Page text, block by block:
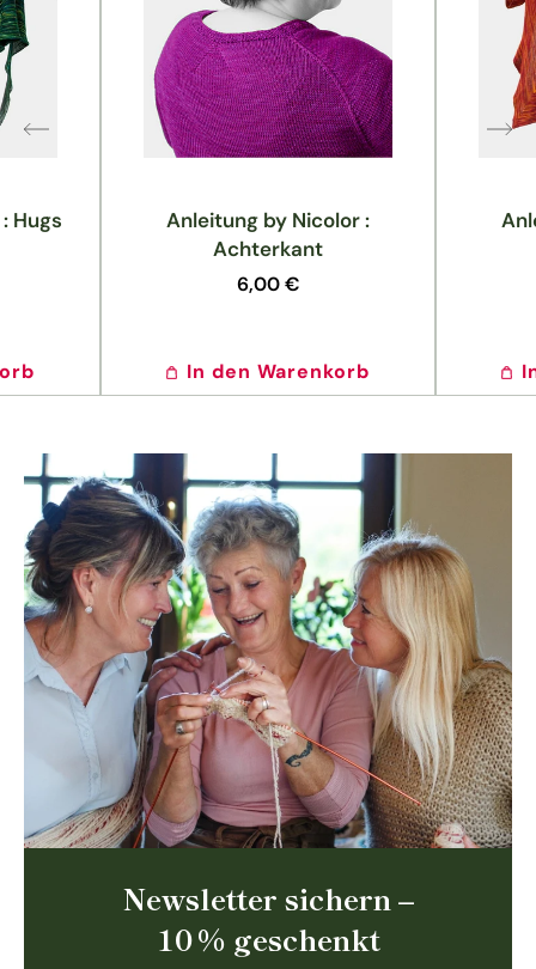
Hugs
Anleitung by Nicolor :
Achterkant
Normaler
6,00 €
In den Warenkorb
Newsletter sichern –
10 % geschenkt